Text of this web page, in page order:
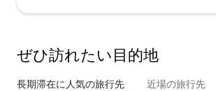
ぜひ訪⁠れ⁠た⁠い目⁠的⁠地
長期滞在に人気の旅行先 近場の旅行先